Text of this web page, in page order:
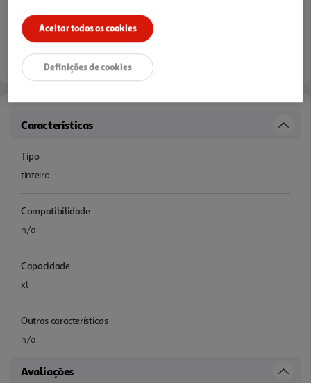
verificar stock em loja >
Entrega estimada entre10/08/2026 e 11/08/2026
Características
Tipo
tinteiro
Compatibilidade
n/a
Capacidade
xl
Outras características
n/a
Avaliações
Aceitar todos os cookies
Definições de cookies